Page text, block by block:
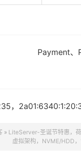
Payment、
，
» LiteServer-圣诞节特惠，
虚拟架构，NVME/HDD